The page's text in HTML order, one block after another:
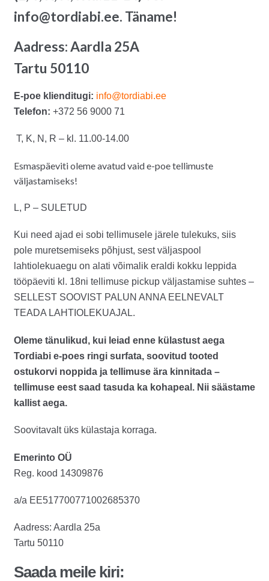
info@tordiabi.ee. Täname!
Aadress: Aardla 25A
Tartu 50110
E-poe klienditugi: info@tordiabi.ee
Telefon: +372 56 9000 71
T, K, N, R – kl. 11.00-14.00
Esmaspäeviti oleme avatud vaid e-poe tellimuste
väljastamiseks!
L, P – SULETUD
Kui need ajad ei sobi tellimusele järele tulekuks, siis
pole muretsemiseks põhjust, sest väljaspool
lahtiolekuaegu on alati võimalik eraldi kokku leppida
tööpäeviti kl. 18ni tellimuse pickup väljastamise suhtes –
SELLEST SOOVIST PALUN ANNA EELNEVALT
TEADA LAHTIOLEKUAJAL.
Oleme tänulikud, kui leiad enne külastust aega
Tordiabi e-poes ringi surfata, soovitud tooted
ostukorvi noppida ja tellimuse ära kinnitada –
tellimuse eest saad tasuda ka kohapeal. Nii säästame
kallist aega.
Soovitavalt üks külastaja korraga.
Emerinto OÜ
Reg. kood 14309876
a/a EE517700771002685370
Aadress: Aardla 25a
Tartu 50110
Saada meile kiri: